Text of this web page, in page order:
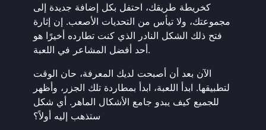
كخريطة طريقك، احتفل بكل إضافة جديدة إلى
مجموعتك، ولا تيأس من التحديات الأصعب. إن إثارة
فتح ذلك الشكل النادر الذي كنت تطارده أخيرًا هو
أحد أفضل المشاعر في اللعبة.
الآن بعد أن أصبحت لديك المعرفة، حان الوقت
لتطبيقها. ابدأ اللعبة، ابدأ بمطاردة تلك الجزر، وأظهر
للجميع كيف يبدو جامع الأشكال الماهر. أي شكل
ستذهب إليه أولاً؟